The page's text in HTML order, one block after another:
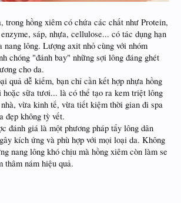
trong hồng xiêm có chứa các chất như Protein,
sáp, nhựa, cellulose... có tác dụng hạn
nang lông. Lượng axit nhỏ cùng với nhóm
chóng "đánh bay" những sợi lông đáng ghét
cho da.
quả dễ kiếm, bạn chỉ cần kết hợp nhựa hồng
hoặc sữa tươi... là có thể tạo ra kem triệt lông
vừa kinh tế, vừa tiết kiệm thời gian đi spa
đẹp không tỳ vết.
đánh giá là một phương pháp tẩy lông dân
kích ứng và phù hợp với mọi loại da. Không
nang lông khó chịu mà hồng xiêm còn làm se
nám hiệu quả.